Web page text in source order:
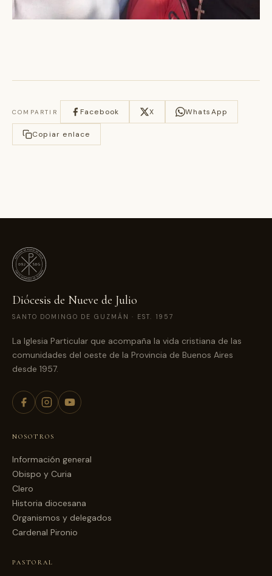
COMPARTIR Facebook X WhatsApp
Copiar enlace
Diócesis de Nueve de Julio
SANTO DOMINGO DE GUZMÁN · EST. 1957
La Iglesia Particular que acompaña la vida cristiana de las
comunidades del oeste de la Provincia de Buenos Aires
desde 1957.
NOSOTROS
Información general
Obispo y Curia
Clero
Historia diocesana
Organismos y delegados
Cardenal Pironio
PASTORAL